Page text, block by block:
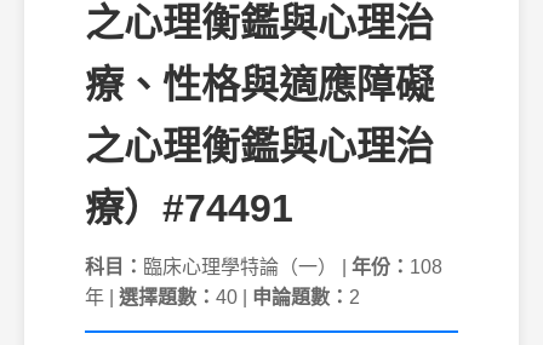
之心理衡鑑與心理治
療、性格與適應障礙
之心理衡鑑與心理治
療）#74491
科目： 臨床心理學特論（一） | 年份： 108
年 | 選擇題數： 40 | 申論題數： 2